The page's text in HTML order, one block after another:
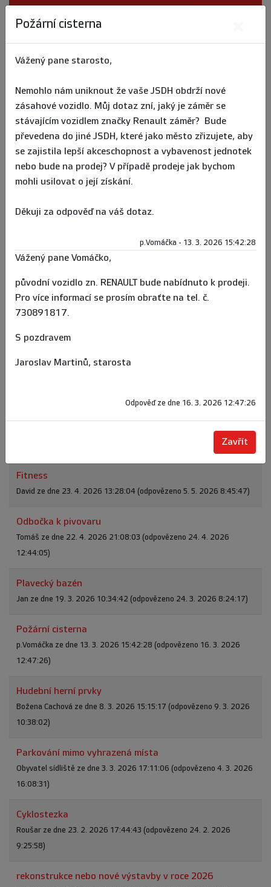
Úvod Město a úřad
Ptejte se starosty
Oprava křižovatky Wolkerova a Mánesová
Michal Škorpík ze dne 1. 8. 2026 15:16:12 (odpovězeno 5. 8. 2026
10:48:56)
Jitřenka příspěvky
Kateřina ze dne 2. 6. 2026 20:53:17 (odpovězeno 17. 6. 2026
9:49:34)
vodorovné dopravní značení parkovišť
Anna Andrlíková ze dne 12. 5. 2026 15:48:16 (odpovězeno 14. 5.
Jitka Kopecká ze dne 8. 5. 2026 0:29:11 (odpovězeno 11. 5. 2026
Fitness
David ze dne 23. 4. 2026 13:28:04 (odpovězeno 5. 5. 2026 8:45:47)
Odbočka k pivovaru
Tomáš ze dne 22. 4. 2026 21:08:03 (odpovězeno 24. 4. 2026
12:44:05)
Plavecký bazén
Jan ze dne 19. 3. 2026 10:34:42 (odpovězeno 24. 3. 2026 8:24:17)
Požární cisterna
p.Vomáčka ze dne 13. 3. 2026 15:42:28 (odpovězeno 16. 3. 2026
12:47:26)
Požární cisterna
Vážený pane starosto,
Nemohlo nám uniknout že vaše JSDH obdrží nové
zásahové vozidlo. Můj dotaz zní, jaký je záměr se
stávajícím vozidlem značky Renault záměr? Bude
převedena do jiné JSDH, které jako město zřizujete, aby
se zajistila lepší akceschopnost a vybavenost jednotek
nebo bude na prodej? V případě prodeje jak bychom
mohli usilovat o její získání.
Děkuji za odpověď na váš dotaz.
p.Vomáčka - 13. 3. 2026 15:42:28
Vážený pane Vomáčko,
původní vozidlo zn. RENAULT bude nabídnuto k prodeji.
Pro více informací se prosím obraťte na tel. č.
730891817.
S pozdravem
Jaroslav Martinů, starosta
Odpověď ze dne 16. 3. 2026 12:47:26
Zavřít
Hudební herní prvky
Božena Cachová ze dne 8. 3. 2026 15:15:17 (odpovězeno 9. 3. 2026
10:38:02)
Parkování mimo vyhrazená místa
Obyvatel sídliště ze dne 3. 3. 2026 17:11:06 (odpovězeno 4. 3. 2026
16:08:31)
Cyklostezka
Roušar ze dne 23. 2. 2026 17:44:43 (odpovězeno 24. 2. 2026
9:25:58)
rekonstrukce nebo nové výstavby v roce 2026